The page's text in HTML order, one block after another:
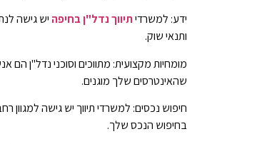
ידע: למשרדיתיווך נדל"ן בחיפה יש גישה
ותנאי שוק.
מומחיות מקצועית: מתווכים וסוכני נדל"ן
שהאינטרסים שלך מוגנים.
חיפוש נכסים: למשרדי תיווך יש גישה למגוון
בחיפוש הנכס שלך.